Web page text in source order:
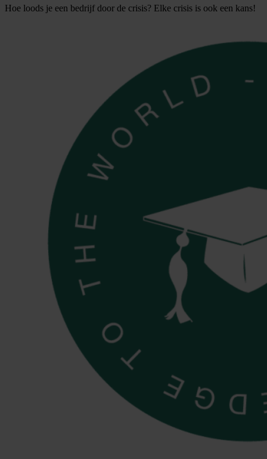
Hoe loods je een bedrijf door de crisis? Elke crisis is ook een kans!